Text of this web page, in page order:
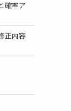
確率ア
正内容